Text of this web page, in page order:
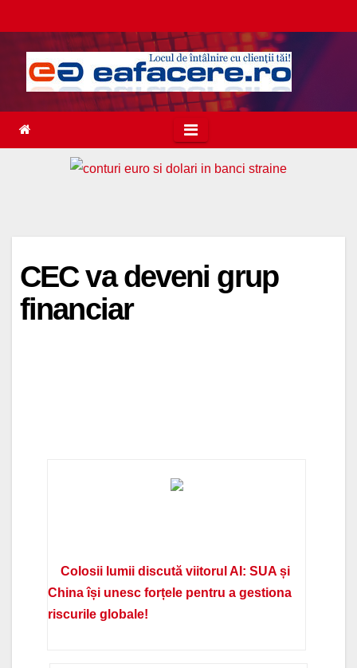
to
CEC va deveni grup
financiar
Colosii lumii discută viitorul AI: SUA și
China își unesc forțele pentru a gestiona
riscurile globale!